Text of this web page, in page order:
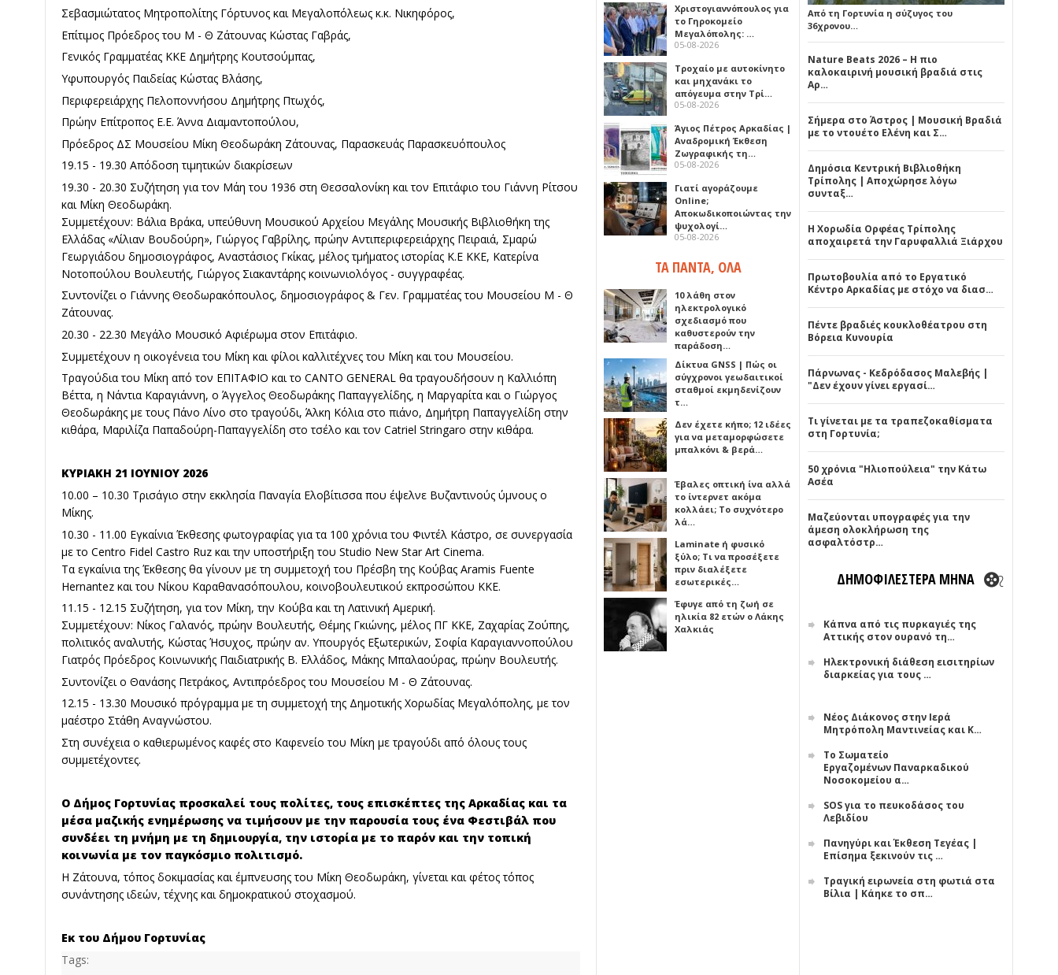
Σεβασμιώτατος Μητροπολίτης Γόρτυνος και Μεγαλοπόλεως κ.κ. Νικηφόρος,
Επίτιμος Πρόεδρος του Μ - Θ Ζάτουνας Κώστας Γαβράς,
Γενικός Γραμματέας ΚΚΕ Δημήτρης Κουτσούμπας,
Υφυπουργός Παιδείας Κώστας Βλάσης,
Περιφερειάρχης Πελοποννήσου Δημήτρης Πτωχός,
Πρώην Επίτροπος Ε.Ε. Άννα Διαμαντοπούλου,
Πρόεδρος ΔΣ Μουσείου Μίκη Θεοδωράκη Ζάτουνας, Παρασκευάς Παρασκευόπουλος
19.15 - 19.30 Απόδοση τιμητικών διακρίσεων
19.30 - 20.30 Συζήτηση για τον Μάη του 1936 στη Θεσσαλονίκη και τον Επιτάφιο του Γιάννη Ρίτσου
και Μίκη Θεοδωράκη.
Συμμετέχουν: Βάλια Βράκα, υπεύθυνη Μουσικού Αρχείου Μεγάλης Μουσικής Βιβλιοθήκη της
Ελλάδας «Λίλιαν Βουδούρη», Γιώργος Γαβρίλης, πρώην Αντιπεριφερειάρχης Πειραιά, Σμαρώ
Γεωργιάδου δημοσιογράφος, Αναστάσιος Γκίκας, μέλος τμήματος ιστορίας Κ.Ε ΚΚΕ, Κατερίνα
Νοτοπούλου Βουλευτής, Γιώργος Σιακαντάρης κοινωνιολόγος - συγγραφέας.
Συντονίζει ο Γιάννης Θεοδωρακόπουλος, δημοσιογράφος & Γεν. Γραμματέας του Μουσείου Μ - Θ
Ζάτουνας.
20.30 - 22.30 Μεγάλο Μουσικό Αφιέρωμα στον Επιτάφιο.
Συμμετέχουν η οικογένεια του Μίκη και φίλοι καλλιτέχνες του Μίκη και του Μουσείου.
Τραγούδια του Μίκη από τον ΕΠΙΤΑΦΙΟ και το CANTO GENERAL θα τραγουδήσουν η Καλλιόπη
Βέττα, η Νάντια Καραγιάννη, ο Άγγελος Θεοδωράκης Παπαγγελίδης, η Μαργαρίτα και ο Γιώργος
Θεοδωράκης με τους Πάνο Λίνο στο τραγούδι, Άλκη Κόλια στο πιάνο, Δημήτρη Παπαγγελίδη στην
κιθάρα, Μαριλίζα Παπαδούρη-Παπαγγελίδη στο τσέλο και τον Catriel Stringaro στην κιθάρα.
ΚΥΡΙΑΚΗ 21 ΙΟΥΝΙΟΥ 2026
10.00 – 10.30 Τρισάγιο στην εκκλησία Παναγία Ελοβίτισσα που έψελνε Βυζαντινούς ύμνους ο
Μίκης.
10.30 - 11.00 Εγκαίνια Έκθεσης φωτογραφίας για τα 100 χρόνια του Φιντέλ Κάστρο, σε συνεργασία
με το Centro Fidel Castro Ruz και την υποστήριξη του Studio New Star Art Cinema.
Τα εγκαίνια της Έκθεσης θα γίνουν με τη συμμετοχή του Πρέσβη της Κούβας Aramis Fuente
Hernantez και του Νίκου Καραθανασόπουλου, κοινοβουλευτικού εκπροσώπου ΚΚΕ.
11.15 - 12.15 Συζήτηση, για τον Μίκη, την Κούβα και τη Λατινική Αμερική.
Συμμετέχουν: Νίκος Γαλανός, πρώην Βουλευτής, Θέμης Γκιώνης, μέλος ΠΓ ΚΚΕ, Ζαχαρίας Ζούπης,
πολιτικός αναλυτής, Κώστας Ήσυχος, πρώην αν. Υπουργός Εξωτερικών, Σοφία Καραγιαννοπούλου
Γιατρός Πρόεδρος Κοινωνικής Παιδιατρικής Β. Ελλάδος, Μάκης Μπαλαούρας, πρώην Βουλευτής.
Συντονίζει ο Θανάσης Πετράκος, Αντιπρόεδρος του Μουσείου Μ - Θ Ζάτουνας.
12.15 - 13.30 Μουσικό πρόγραμμα με τη συμμετοχή της Δημοτικής Χορωδίας Μεγαλόπολης, με τον
μαέστρο Στάθη Αναγνώστου.
Στη συνέχεια ο καθιερωμένος καφές στο Καφενείο του Μίκη με τραγούδι από όλους τους
συμμετέχοντες.
Ο Δήμος Γορτυνίας προσκαλεί τους πολίτες, τους επισκέπτες της Αρκαδίας και τα
μέσα μαζικής ενημέρωσης να τιμήσουν με την παρουσία τους ένα Φεστιβάλ που
συνδέει τη μνήμη με τη δημιουργία, την ιστορία με το παρόν και την τοπική
κοινωνία με τον παγκόσμιο πολιτισμό.
Η Ζάτουνα, τόπος δοκιμασίας και έμπνευσης του Μίκη Θεοδωράκη, γίνεται και φέτος τόπος
συνάντησης ιδεών, τέχνης και δημοκρατικού στοχασμού.
Εκ του Δήμου Γορτυνίας
Tags:
Χριστογιαννόπουλος για
το Γηροκομείο
Μεγαλόπολης: …
05-08-2026
Τροχαίο με αυτοκίνητο
και μηχανάκι το
απόγευμα στην Τρί…
05-08-2026
Άγιος Πέτρος Αρκαδίας |
Αναδρομική Έκθεση
Ζωγραφικής τη…
05-08-2026
Γιατί αγοράζουμε
Online;
Αποκωδικοποιώντας την
ψυχολογί…
05-08-2026
ΤΑ ΠΑΝΤΑ, ΟΛΑ
10 λάθη στον
ηλεκτρολογικό
σχεδιασμό που
καθυστερούν την
παράδοση…
Δίκτυα GNSS | Πώς οι
σύγχρονοι γεωδαιτικοί
σταθμοί εκμηδενίζουν
τ…
Δεν έχετε κήπο; 12 ιδέες
για να μεταμορφώσετε
μπαλκόνι & βερά…
Έβαλες οπτική ίνα αλλά
το ίντερνετ ακόμα
κολλάει; Το συχνότερο
λά…
Laminate ή φυσικό
ξύλο; Τι να προσέξετε
πριν διαλέξετε
εσωτερικές…
Έφυγε από τη ζωή σε
ηλικία 82 ετών ο Λάκης
Χαλκιάς
Από τη Γορτυνία η σύζυγος του
36χρονου…
Nature Beats 2026 – Η πιο
καλοκαιρινή μουσική βραδιά στις
Αρ…
Σήμερα στο Άστρος | Μουσική Βραδιά
με το ντουέτο Ελένη και Σ…
Δημόσια Κεντρική Βιβλιοθήκη
Τρίπολης | Αποχώρησε λόγω
συνταξ…
Η Χορωδία Ορφέας Τρίπολης
αποχαιρετά την Γαρυφαλλιά Ξιάρχου
Πρωτοβουλία από το Εργατικό
Κέντρο Αρκαδίας με στόχο να διασ…
Πέντε βραδιές κουκλοθέατρου στη
Βόρεια Κυνουρία
Πάρνωνας - Κεδρόδασος Μαλεβής |
"Δεν έχουν γίνει εργασί…
Τι γίνεται με τα τραπεζοκαθίσματα
στη Γορτυνία;
50 χρόνια "Ηλιοπούλεια" την Κάτω
Ασέα
Μαζεύονται υπογραφές για την
άμεση ολοκλήρωση της
ασφαλτόστρ…
ΔΗΜΟΦΙΛΕΣΤΕΡΑ ΜΗΝΑ
Κάπνα από τις πυρκαγιές της
Αττικής στον ουρανό τη…
Ηλεκτρονική διάθεση εισιτηρίων
διαρκείας για τους …
Νέος Διάκονος στην Ιερά
Μητρόπολη Μαντινείας και Κ…
Το Σωματείο
Εργαζομένων Παναρκαδικού
Νοσοκομείου α…
SOS για το πευκοδάσος του
Λεβιδίου
Πανηγύρι και Έκθεση Τεγέας |
Επίσημα ξεκινούν τις …
Τραγική ειρωνεία στη φωτιά στα
Βίλια | Κάηκε το σπ…